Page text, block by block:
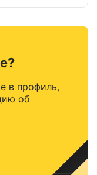
в профиль,
об